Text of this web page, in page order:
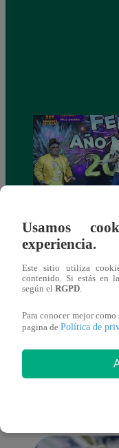
Josimar armó una
Usamos
experiencia.
Este sitio utiliza
contenido. Si estás en la
según el RGPD.
Para conocer mejor
pagina de Política de